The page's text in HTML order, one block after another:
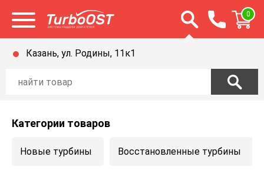
Открыть меню Открыть строку
0
Казань, ул. Родины, 11к1
Категории товаров
Новые турбины Восстановленные турбины